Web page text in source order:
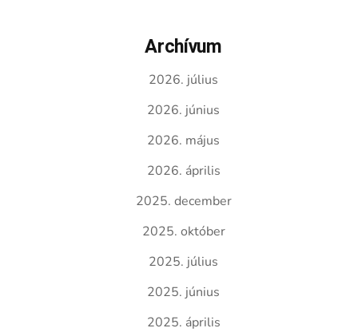
Archívum
2026. július
2026. június
2026. május
2026. április
2025. december
2025. október
2025. július
2025. június
2025. április